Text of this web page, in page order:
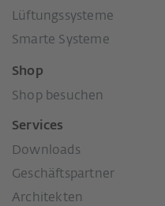
Lüftungssysteme
Smarte Systeme
Shop
Shop besuchen
Services
Downloads
Geschäftspartner
Architekten